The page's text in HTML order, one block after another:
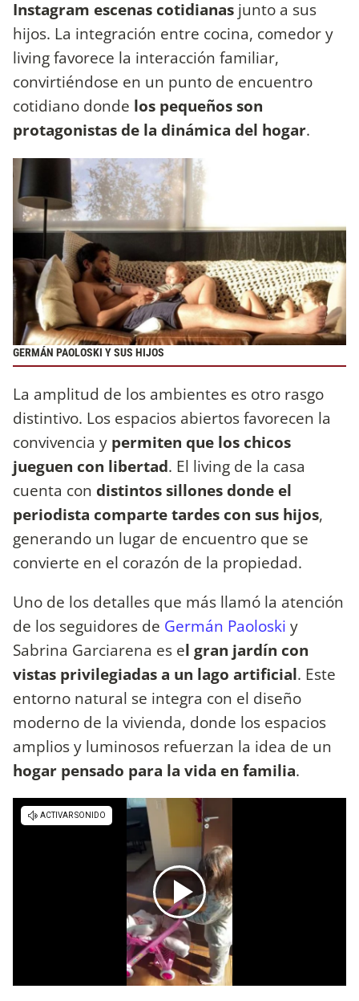
Instagram escenas cotidianas junto a sus
hijos. La integración entre cocina, comedor y
living favorece la interacción familiar,
convirtiéndose en un punto de encuentro
cotidiano donde los pequeños son
protagonistas de la dinámica del hogar.
GERMÁN PAOLOSKI Y SUS HIJOS
La amplitud de los ambientes es otro rasgo
distintivo. Los espacios abiertos favorecen la
convivencia y permiten que los chicos
jueguen con libertad. El living de la casa
cuenta con distintos sillones donde el
periodista comparte tardes con sus hijos,
generando un lugar de encuentro que se
convierte en el corazón de la propiedad.
Uno de los detalles que más llamó la atención
de los seguidores de Germán Paoloski y
Sabrina Garciarena es el gran jardín con
vistas privilegiadas a un lago artificial. Este
entorno natural se integra con el diseño
moderno de la vivienda, donde los espacios
amplios y luminosos refuerzan la idea de un
hogar pensado para la vida en familia.